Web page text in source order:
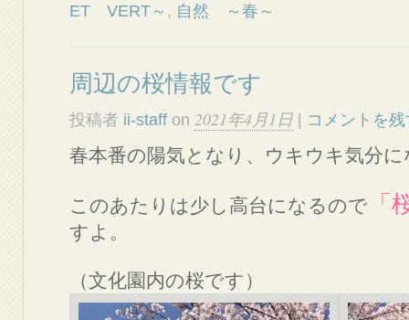
ET VERT～ , 自然 ～春～
周辺の桜情報です
投稿者 ii-staff on 2021年4月1日 コメントを残
春本番の陽気となり、ウキウキ気分
このあたりは少し高台になるので 「
すよ。
（文化園内の桜です）